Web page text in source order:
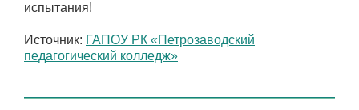
испытания!
Источник: ГАПОУ РК «Петрозаводский
педагогический колледж»